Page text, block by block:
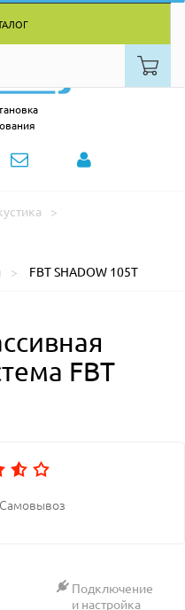
FBT SHADOW 105T
FBT
Подключение
и настройка